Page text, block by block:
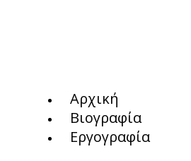
Αρχική
Βιογραφία
Εργογραφία